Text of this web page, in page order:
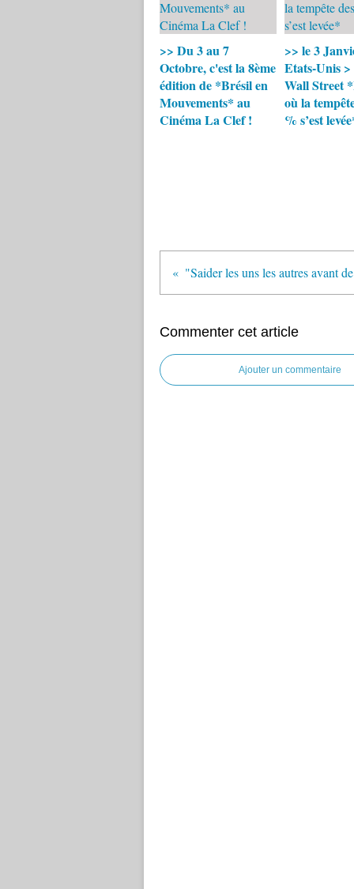
>> Du 3 au 7
Octobre, c'est la 8ème
édition de *Brésil en
Mouvements* au
Cinéma La Clef !
>> le 3
Etats-Unis >
Wall Street
où la
% s’est
Commenter cet article
Ajouter un commentaire